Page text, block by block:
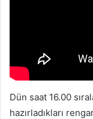
Dün saat 16.00
hazırladıkları